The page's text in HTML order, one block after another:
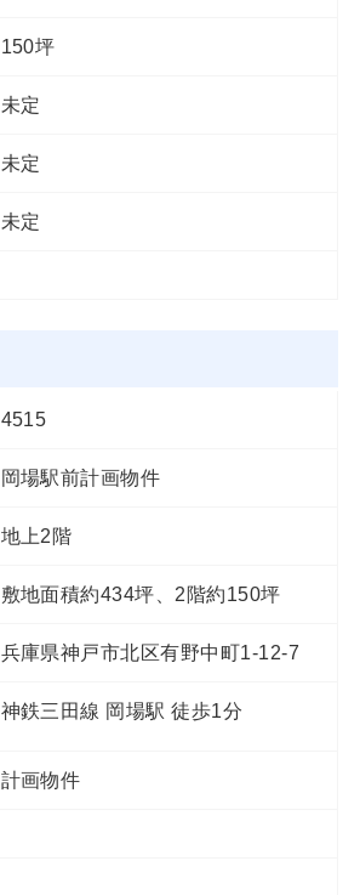
150坪
未定
未定
未定
4515
岡場駅前計画物件
地上2階
敷地面積約434坪、2階約150坪
兵庫県神戸市北区有野中町1-12-7
神鉄三田線 岡場駅 徒歩1分
計画物件